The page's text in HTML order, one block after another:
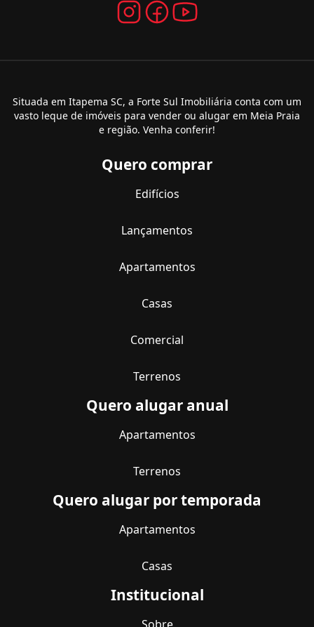
Situada em Itapema SC, a Forte Sul Imobiliária conta com um
vasto leque de imóveis para vender ou alugar em Meia Praia
e região. Venha conferir!
Quero comprar
Edifícios
Lançamentos
Apartamentos
Casas
Comercial
Terrenos
Quero alugar anual
Apartamentos
Terrenos
Quero alugar por temporada
Apartamentos
Casas
Institucional
Sobre